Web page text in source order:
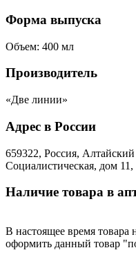
Форма выпуска
Объем: 400 мл
Производитель
«Две линии»
Адрес в России
659322, Россия,
Социалистическая, дом 11,
Наличие товара в
В настоящее время
оформить данный товар